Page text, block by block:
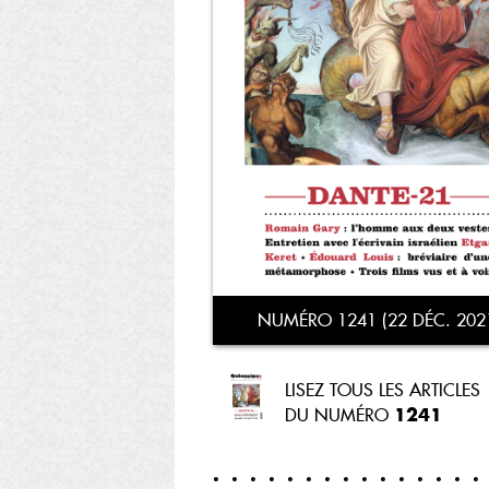
NUMÉRO 1241 (22 DÉC.
LISEZ TOUS LES ARTICLES
DU NUMÉRO 1241